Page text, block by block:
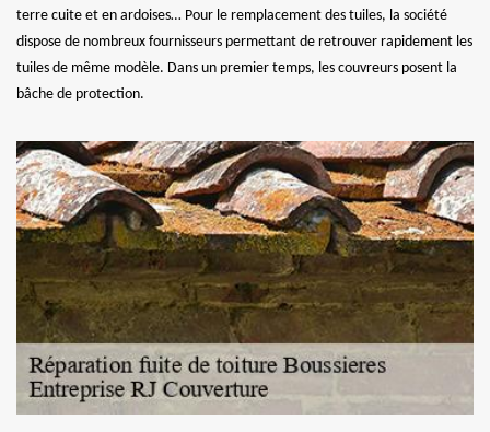
terre cuite et en ardoises… Pour le remplacement des tuiles, la société
dispose de nombreux fournisseurs permettant de retrouver rapidement les
tuiles de même modèle. Dans un premier temps, les couvreurs posent la
bâche de protection.